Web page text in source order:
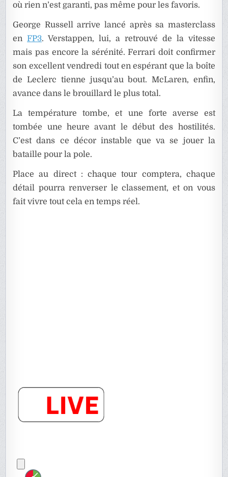
où rien n’est garanti, pas même pour les favoris.
George Russell arrive lancé après sa masterclass
enFP3. Verstappen, lui, a retrouvé de la vitesse
mais pas encore la sérénité. Ferrari doit confirmer
son excellent vendredi tout en espérant que la boîte
de Leclerc tienne jusqu’au bout. McLaren, enfin,
avance dans le brouillard le plus total.
La température tombe, et une forte averse est
tombée une heure avant le début des hostilités.
C’est dans ce décor instable que va se jouer la
bataille pour la pole.
Place au direct : chaque tour comptera, chaque
détail pourra renverser le classement, et on vous
fait vivre tout cela en temps réel.